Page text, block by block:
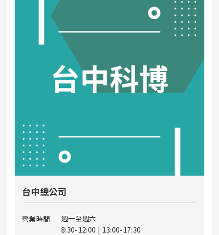
台中總公司
營業時間
週一至週六
8:30-12:00 | 13:00-17:30